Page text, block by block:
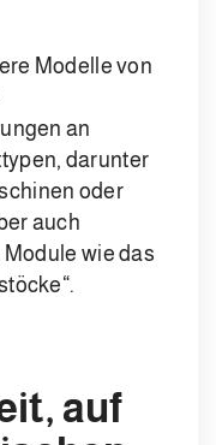
Modelle von
an
darunter
oder
auch
wie das
auf